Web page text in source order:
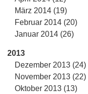
März 2014 (19)
Februar 2014 (20)
Januar 2014 (26)
2013
Dezember 2013 (24)
November 2013 (22)
Oktober 2013 (13)